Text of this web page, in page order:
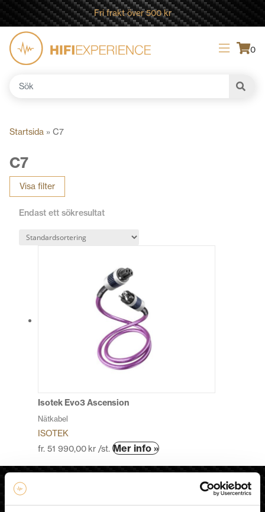
Fri frakt över 500 kr
0
Sök
Startsida » C7
C7
Visa filter
Endast ett sökresultat
Isotek Evo3 Ascension
Nätkabel
ISOTEK
fr. 51 990,00 kr /st. Mer info »Den
produkten
HiFi Experience AB
HEM